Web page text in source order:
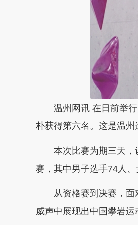
温州网讯 在日前举行
朴获得第六名。这是温州
本次比赛为期三天，设
赛，其中男子选手74人、
从资格赛到决赛，面对
威声中展现出中国攀岩运